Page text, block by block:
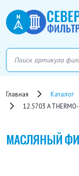
Главная Каталог
12.5703 A
МАСЛЯНЫЙ